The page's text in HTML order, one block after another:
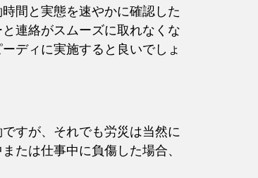
間と実態を速やかに確認した
連絡がスムーズに取れなくな
ディに実施すると良いでしょ
すが、それでも労災は当然に
たは仕事中に負傷した場合、